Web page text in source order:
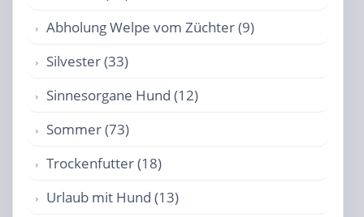
Abholung Welpe vom Züchter (9)
Silvester (33)
Sinnesorgane Hund (12)
Sommer (73)
Trockenfutter (18)
Urlaub mit Hund (13)